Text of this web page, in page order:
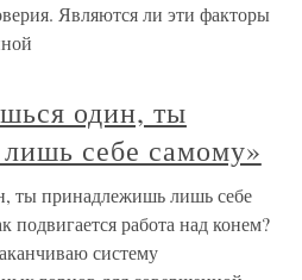
Являются ли эти факторы
один, ты
себе самому»
ты принадлежишь лишь себе
работа над конем?
систему